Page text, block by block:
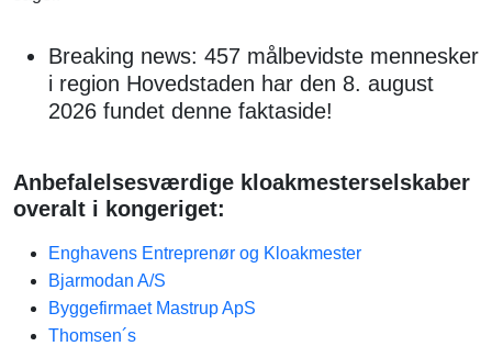
Breaking news: 457 målbevidste mennesker
i region Hovedstaden har den 8. august
2026 fundet denne faktaside!
Anbefalelsesværdige kloakmesterselskaber
overalt i kongeriget:
Enghavens Entreprenør og Kloakmester
Bjarmodan A/S
Byggefirmaet Mastrup ApS
Thomsen´s